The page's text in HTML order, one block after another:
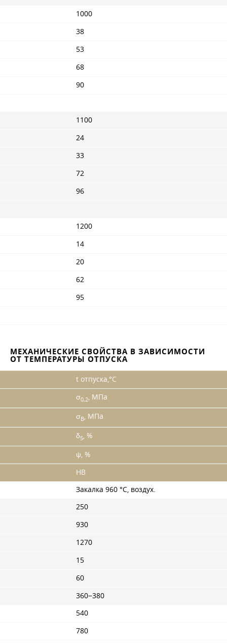
1000
38
53
68
90
1100
24
33
72
96
1200
14
20
62
95
МЕХАНИЧЕСКИЕ СВОЙСТВА В ЗАВИСИМОСТИ
ОТ ТЕМПЕРАТУРЫ ОТПУСКА
t отпуска,°С
σ0,2, МПа
σB, МПа
δ5 , %
ψ, %
HB
Закалка 960 °C, воздух.
250
930
1270
15
60
360−380
540
780